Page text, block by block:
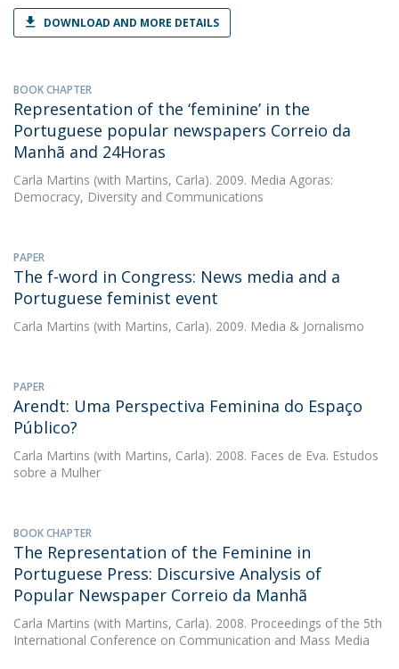
DOWNLOAD AND MORE DETAILS
BOOK CHAPTER
Representation of the ‘feminine’ in the
Portuguese popular newspapers Correio da
Manhã and 24Horas
Carla Martins (with Martins, Carla). 2009. Media Agoras:
Democracy, Diversity and Communications
PAPER
The f-word in Congress: News media and a
Portuguese feminist event
Carla Martins (with Martins, Carla). 2009. Media & Jornalismo
PAPER
Arendt: Uma Perspectiva Feminina do Espaço
Público?
Carla Martins (with Martins, Carla). 2008. Faces de Eva. Estudos
sobre a Mulher
BOOK CHAPTER
The Representation of the Feminine in
Portuguese Press: Discursive Analysis of
Popular Newspaper Correio da Manhã
Carla Martins (with Martins, Carla). 2008. Proceedings of the 5th
International Conference on Communication and Mass Media